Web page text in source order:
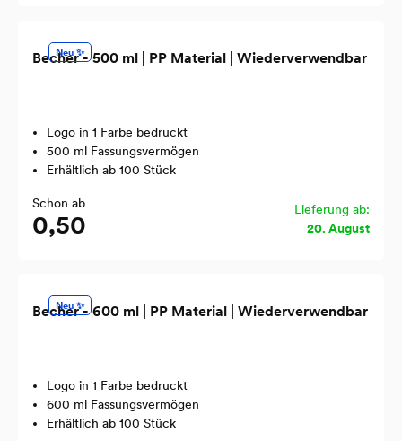
Neu ✨
Becher - 500 ml | PP Material | Wiederverwendbar
Logo in 1 Farbe bedruckt
500 ml Fassungsvermögen
Erhältlich ab 100 Stück
Schon ab
0,50
Lieferung ab:
20. August
Neu ✨
Becher - 600 ml | PP Material | Wiederverwendbar
Logo in 1 Farbe bedruckt
600 ml Fassungsvermögen
Erhältlich ab 100 Stück